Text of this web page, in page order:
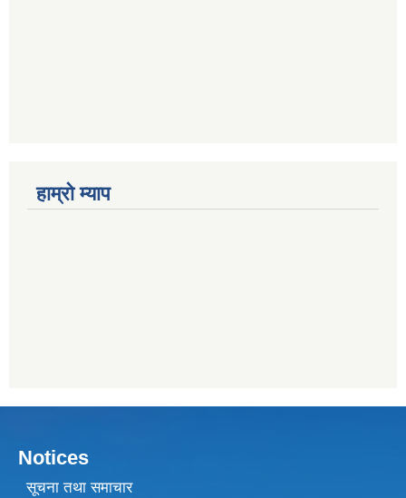
हाम्राे म्याप
Notices
सूचना तथा समाचार